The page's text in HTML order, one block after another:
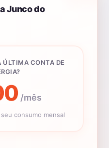
Junco do
ÚLTIMA CONTA DE
/mês
consumo mensal